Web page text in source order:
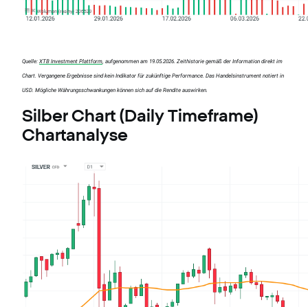
Quelle: XTB Investment Plattform, aufgenommen am 19.05.2026. Zeithistorie gemäß der Information direkt im
Chart. Vergangene Ergebnisse sind kein Indikator für zukünftige Performance. Das Handelsinstrument notiert in
USD. Mögliche Währungsschwankungen können sich auf die Rendite auswirken.
Silber Chart (Daily Timeframe)
Chartanalyse